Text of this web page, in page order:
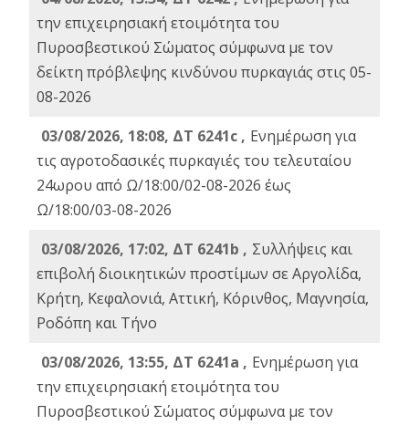
την επιχειρησιακή ετοιμότητα του
Πυροσβεστικού Σώματος σύμφωνα με τον
δείκτη πρόβλεψης κινδύνου πυρκαγιάς στις 05-
08-2026
03/08/2026, 18:08, ΔΤ 6241c , Ενημέρωση για
τις αγροτοδασικές πυρκαγιές του τελευταίου
24ωρου από Ω/18:00/02-08-2026 έως
Ω/18:00/03-08-2026
03/08/2026, 17:02, ΔΤ 6241b , Συλλήψεις και
επιβολή διοικητικών προστίμων σε Αργολίδα,
Κρήτη, Κεφαλονιά, Αττική, Κόρινθος, Μαγνησία,
Ροδόπη και Τήνο
03/08/2026, 13:55, ΔΤ 6241a , Ενημέρωση για
την επιχειρησιακή ετοιμότητα του
Πυροσβεστικού Σώματος σύμφωνα με τον